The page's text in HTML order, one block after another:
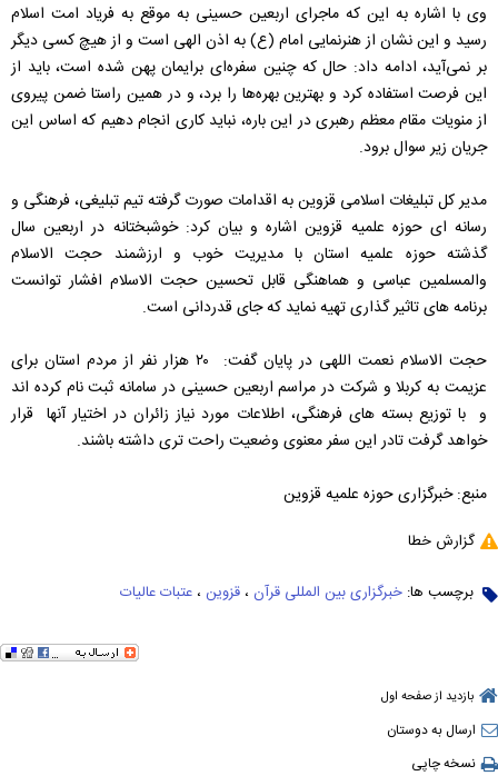
وی با اشاره به این که ماجرای اربعین حسینی به موقع به فریاد امت اسلام
رسید و این نشان از هنرنمایی امام (ع) به اذن الهی است و از هیچ کسی دیگر
بر نمی‌آید، ادامه داد: حال که چنین سفره‌ای برایمان پهن شده است، باید از
این فرصت استفاده کرد و بهترین بهره‌ها را برد، و در همین راستا ضمن پیروی
از منویات مقام معظم رهبری در این باره، نباید کاری انجام دهیم که اساس این
جریان زیر سوال برود.
مدیر کل تبلیغات اسلامی قزوین به اقدامات صورت گرفته تیم تبلیغی، فرهنگی و
رسانه ای حوزه علمیه قزوین اشاره و بیان کرد: خوشبختانه در اربعین سال
گذشته حوزه علمیه استان با مدیریت خوب و ارزشمند حجت الاسلام
والمسلمین عباسی و هماهنگی قابل تحسین حجت الاسلام افشار توانست
برنامه های تاثیر گذاری تهیه نماید که جای قدردانی است.
حجت الاسلام نعمت اللهی در پایان گفت: ۲۰ هزار نفر از مردم استان برای
عزیمت به کربلا و شرکت در مراسم اربعین حسینی در سامانه ثبت نام کرده اند
و با توزیع بسته های فرهنگی، اطلاعات مورد نیاز زائران در اختیار آنها قرار
خواهد گرفت تادر این سفر معنوی وضعیت راحت تری داشته باشند.
منبع: خبرگزاری حوزه علمیه قزوین
گزارش خطا
برچسب ها: خبرگزاری بین المللی قرآن ، قزوین ، عتبات عالیات
بازدید از صفحه اول
ارسال به دوستان
نسخه چاپی